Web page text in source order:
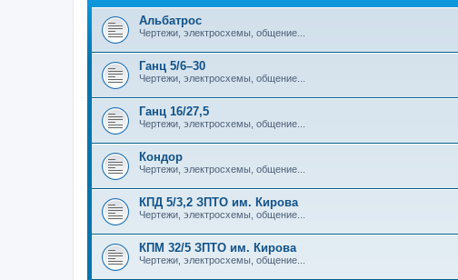
Альбатрос
Чертежи, электросхемы, общение...
Ганц 5/6–30
Чертежи, электросхемы, общение...
Ганц 16/27,5
Чертежи, электросхемы, общение...
Кондор
Чертежи, электросхемы, общение...
КПД 5/3,2 ЗПТО им. Кирова
Чертежи, электросхемы, общение...
КПМ 32/5 ЗПТО им. Кирова
Чертежи, электросхемы, общение...